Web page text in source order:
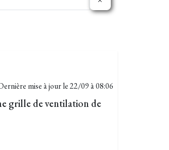
mise à jour le22/09 à 08:06
grille de ventilation de